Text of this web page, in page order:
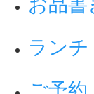
ランチ